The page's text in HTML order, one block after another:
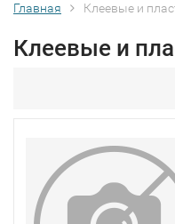
Главная Клеевые и
Клеевые и